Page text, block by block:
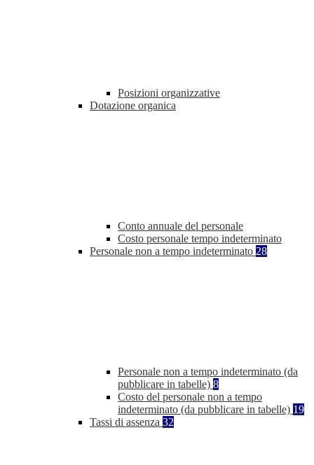
Posizioni organizzative
Dotazione organica
Conto annuale del personale
Costo personale tempo indeterminato
Personale non a tempo indeterminato 28
Personale non a tempo indeterminato (da
pubblicare in tabelle) 8
Costo del personale non a tempo
indeterminato (da pubblicare in tabelle) 19
Tassi di assenza 32